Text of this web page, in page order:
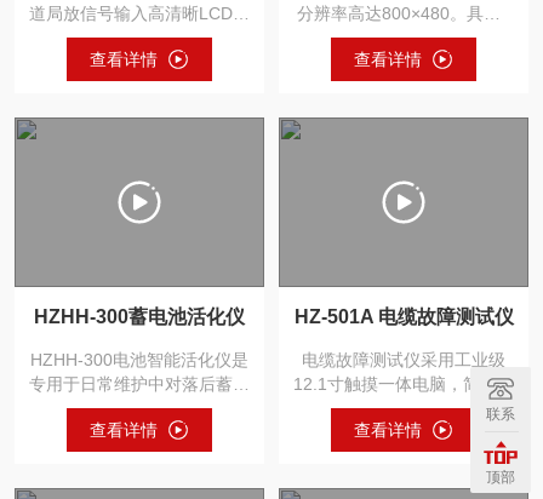
道局放信号输入高清晰LCD屏
幕、轻松防震、可靠性高、
抗...
查看详情
分辨率高达800×480。具备6
个固定电压量程：100...
查看详情
HZHH-300蓄电池活化仪
HZHH-300电池智能活化仪是
专用于日常维护中对落后蓄电
池处理的便携式产品，它...
查看详情
HZ-501A 电缆故障测试仪
电缆故障测试仪采用工业级
12.1寸触摸一体电脑，简单的
操作软件界面，实现人机交
互...
查看详情
联系
顶部